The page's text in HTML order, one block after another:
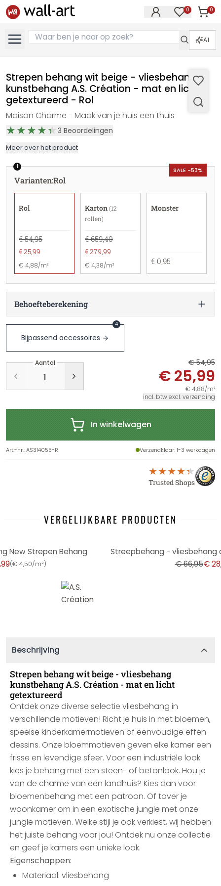
0 0
AI
Strepen behang wit beige - vliesbehang
kunstbehang A.S. Création - mat en licht
getextureerd - Rol
Maison Charme - Maak van je huis een thuis
3 Beoordelingen
Meer over het product
SALE -53%
1
Varianten:Rol
Rol
€ 54,95
€ 25,99
€ 4,88/m²
Karton (12
rollen)
€ 659,40
€ 279,99
€ 4,38/m²
Monster
€ 0,95
Behoefteberekening
Bijpassend accessoires
4
Aantal € 54,95
€ 25,99
€ 4,88/m²
incl. btw excl. verzending
In winkelwagen
Art.-nr.:AS314055-R Verzendklaar: 1-3 werkdagen
Trusted Shops
VERGELIJKBARE PRODUCTEN
New Strepen Behang
(€ 4,50/m²) € 66,95€
Beschrijving
Strepen behang wit beige - vliesbehang
kunstbehang A.S. Création - mat en licht
getextureerd
Ontdek onze diverse selectie vliesbehang in
verschillende motieven! Richt je huis in met bloemen,
speelse kinderkamermotieven of eenvoudige effen
dessins. Onze bloemmotieven geven elke kamer een
frisse en levendige sfeer. Voor een industriële look
kies je behang met een steen- of betonlook. Hou je
van de charme van een landhuis? Kies dan voor
bloemenbehang met een patroon. Of tover je
woonkamer om in een exotische jungle met onze
jungle motieven. Welke stijl je ook verkiest, wij hebben
het juiste behang voor jou! Ontdek nu onze collectie
en geef je kamers een unieke look.
Eigenschappen:
Materiaal: vliesbehang